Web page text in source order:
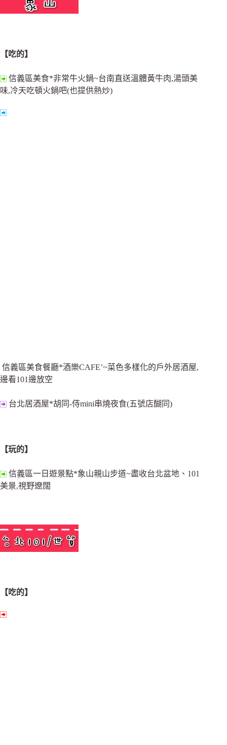
【吃的】
信義區美食*非常牛火鍋~台南直送溫體黃牛肉,湯頭美
味,冷天吃頓火鍋吧(也提供熱炒)
信義區美食餐廳*酒樂CAFE’~菜色多樣化的戶外居酒屋,
邊看101邊放空
台北居酒屋*胡同-侍mini串燒夜食(五號店醐同)
【玩的】
信義區一日遊景點*象山親山步道~盡收台北盆地、101
美景,視野遼闊
【吃的】